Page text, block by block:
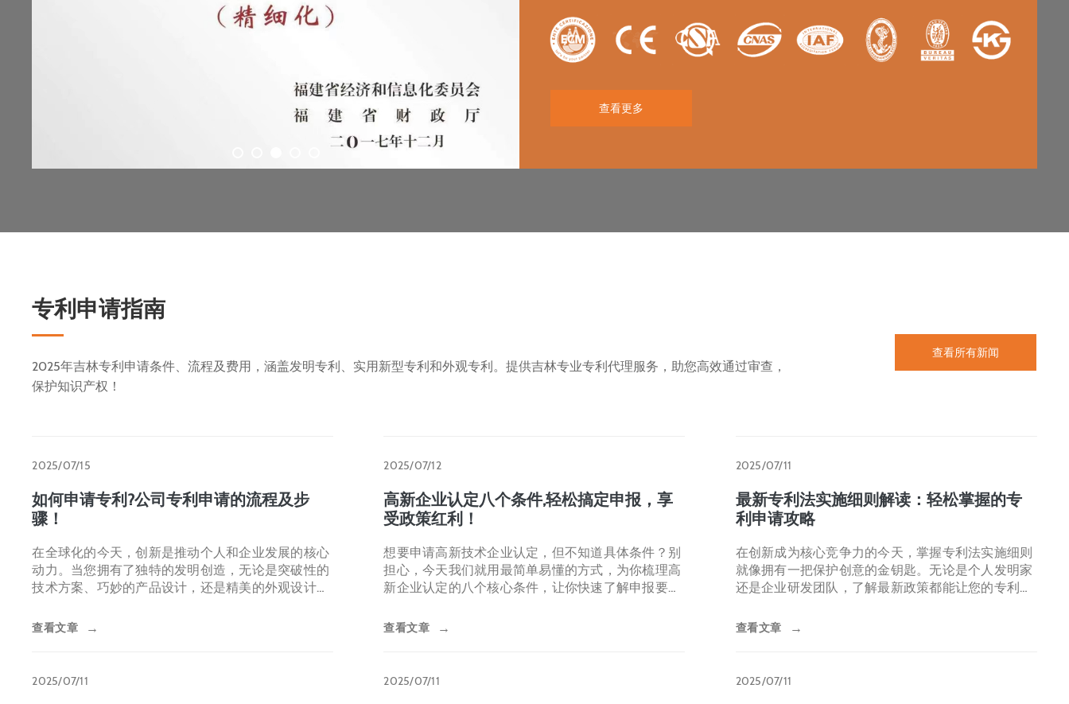
查看更多
专利申请指南
2025年吉林专利申请条件、流程及费用，涵盖发明专利、实用新型专利和外观专利。提供吉林专业专利代理服务，助您高效通过审查，
保护知识产权！
查看所有新闻
2025/07/15
如何申请专利?公司专利申请的流程及步
骤！
在全球化的今天，创新是推动个人和企业发展的核心
动力。当您拥有了独特的发明创造，无论是突破性的
技术方案、巧妙的产品设计，还是精美的外观设计，
查看文章 →
2025/07/12
高新企业认定八个条件,轻松搞定申报，享
受政策红利！
想要申请高新技术企业认定，但不知道具体条件？别
担心，今天我们就用最简单易懂的方式，为你梳理高
新企业认定的八个核心条件，让你快速了解申报要
查看文章 →
2025/07/11
最新专利法实施细则解读：轻松掌握的专
利申请攻略
在创新成为核心竞争力的今天，掌握专利法实施细则
就像拥有一把保护创意的金钥匙。无论是个人发明家
还是企业研发团队，了解最新政策都能让您的专利申
查看文章 →
2025/07/11 2025/07/11 2025/07/11